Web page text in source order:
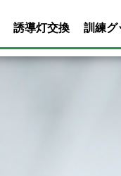
誘導灯交換 訓練グ